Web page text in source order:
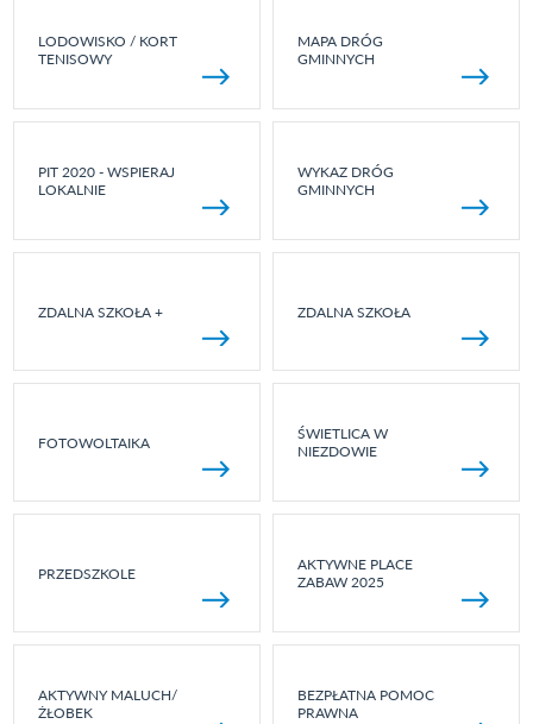
LODOWISKO / KORT
TENISOWY
MAPA DRÓG
GMINNYCH
PIT 2020 - WSPIERAJ
LOKALNIE
WYKAZ DRÓG
GMINNYCH
ZDALNA SZKOŁA + ZDALNA SZKOŁA
FOTOWOLTAIKA
ŚWIETLICA W
NIEZDOWIE
PRZEDSZKOLE
AKTYWNE PLACE
ZABAW 2025
AKTYWNY MALUCH/
ŻŁOBEK
BEZPŁATNA POMOC
PRAWNA